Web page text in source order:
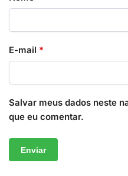
E-mail *
Salvar meus dados neste
que eu comentar.